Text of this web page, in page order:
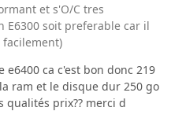
et s'O/C tres
E6300 soit preferable car il
facilement)
ca c'est bon donc 219
ram et le disque dur 250 go
prix?? merci d